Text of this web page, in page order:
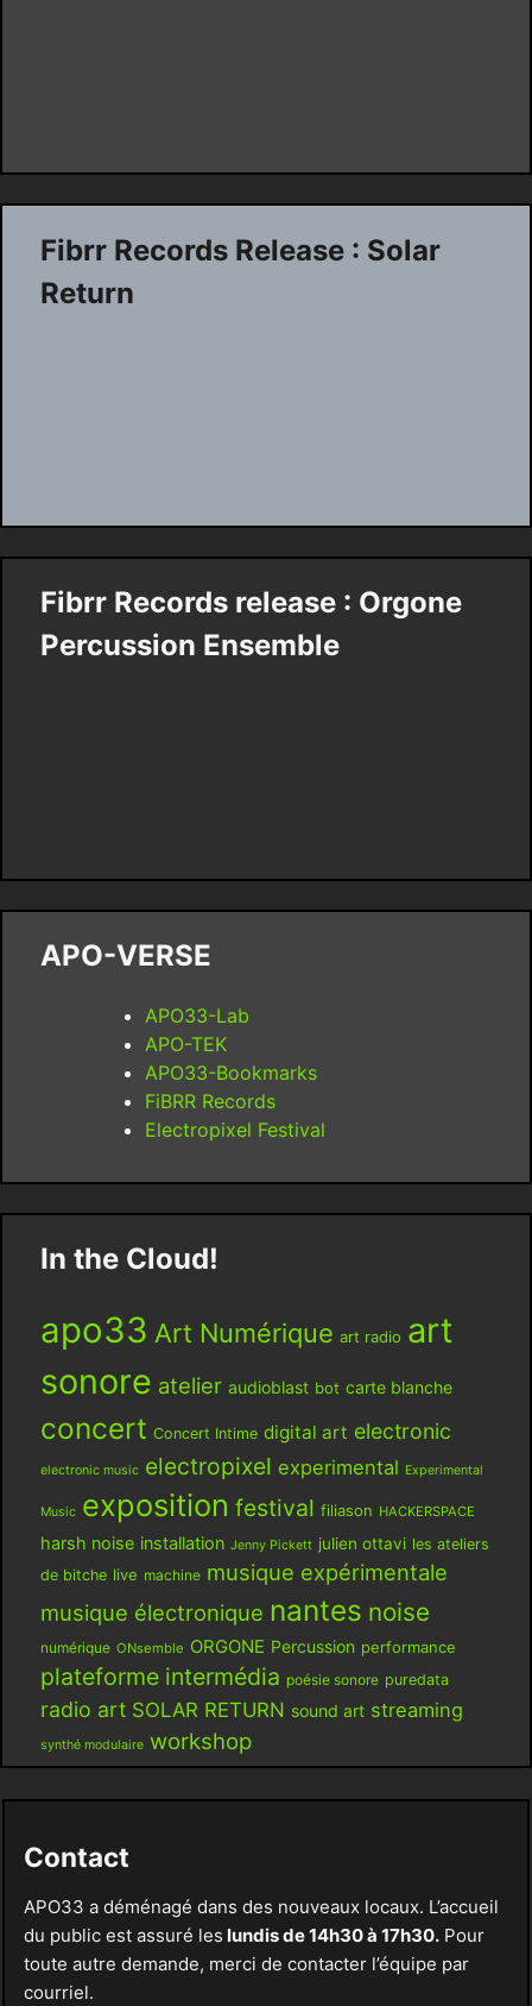
Fibrr Records Release : Solar
Return
Fibrr Records release : Orgone
Percussion Ensemble
APO-VERSE
APO33-Lab
APO-TEK
APO33-Bookmarks
FiBRR Records
Electropixel Festival
In the Cloud!
apo33 Art Numérique art radio art
sonore atelier audioblast bot carte blanche
concert Concert Intime digital art electronic
electronic music electropixel experimental Experimental
Music exposition festival filiason HACKERSPACE
harsh noise installation Jenny Pickett julien ottavi les ateliers
de bitche live machine musique expérimentale
musique électronique nantes noise
numérique ONsemble ORGONE Percussion performance
plateforme intermédia poésie sonore puredata
radio art SOLAR RETURN sound art streaming
synthé modulaire workshop
Contact
APO33 a déménagé dans des nouveaux locaux. L’accueil
du public est assuré les lundis de 14h30 à 17h30.Pour
toute autre demande, merci de contacter l’équipe par
courriel.